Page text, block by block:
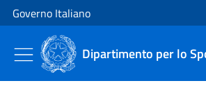
Vai al contenuto
Vai alla navigazione del sito
Governo Italiano
Dipartimento per lo